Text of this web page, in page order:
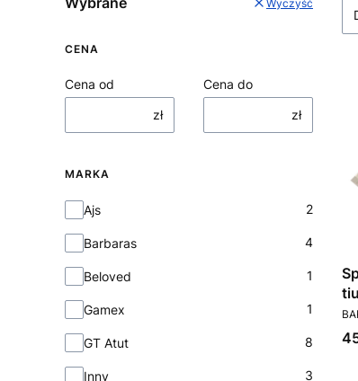
Wyczyść
CENA
Cena od
zł
Cena do
zł
MARKA
Marka
Ajs 2
Barbaras 4
Beloved 1
Gamex 1
GT Atut 8
Inny 3